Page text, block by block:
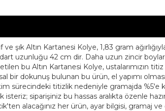
şık Altın Kartanesi Kolye, 1,83 gram
uzunluğu 42 cm dir. Daha uzun zincir
bu Altın Kartanesi Kolye, ustalarımızın
bir dokunuş bulunan bu ürün, el yapımı
sürecindeki titizlik nedeniyle gramajda %5'e
siparişiniz bu hassas aralıkta özenle
alacağınız her ürün, ayar bilgisi, gramaj